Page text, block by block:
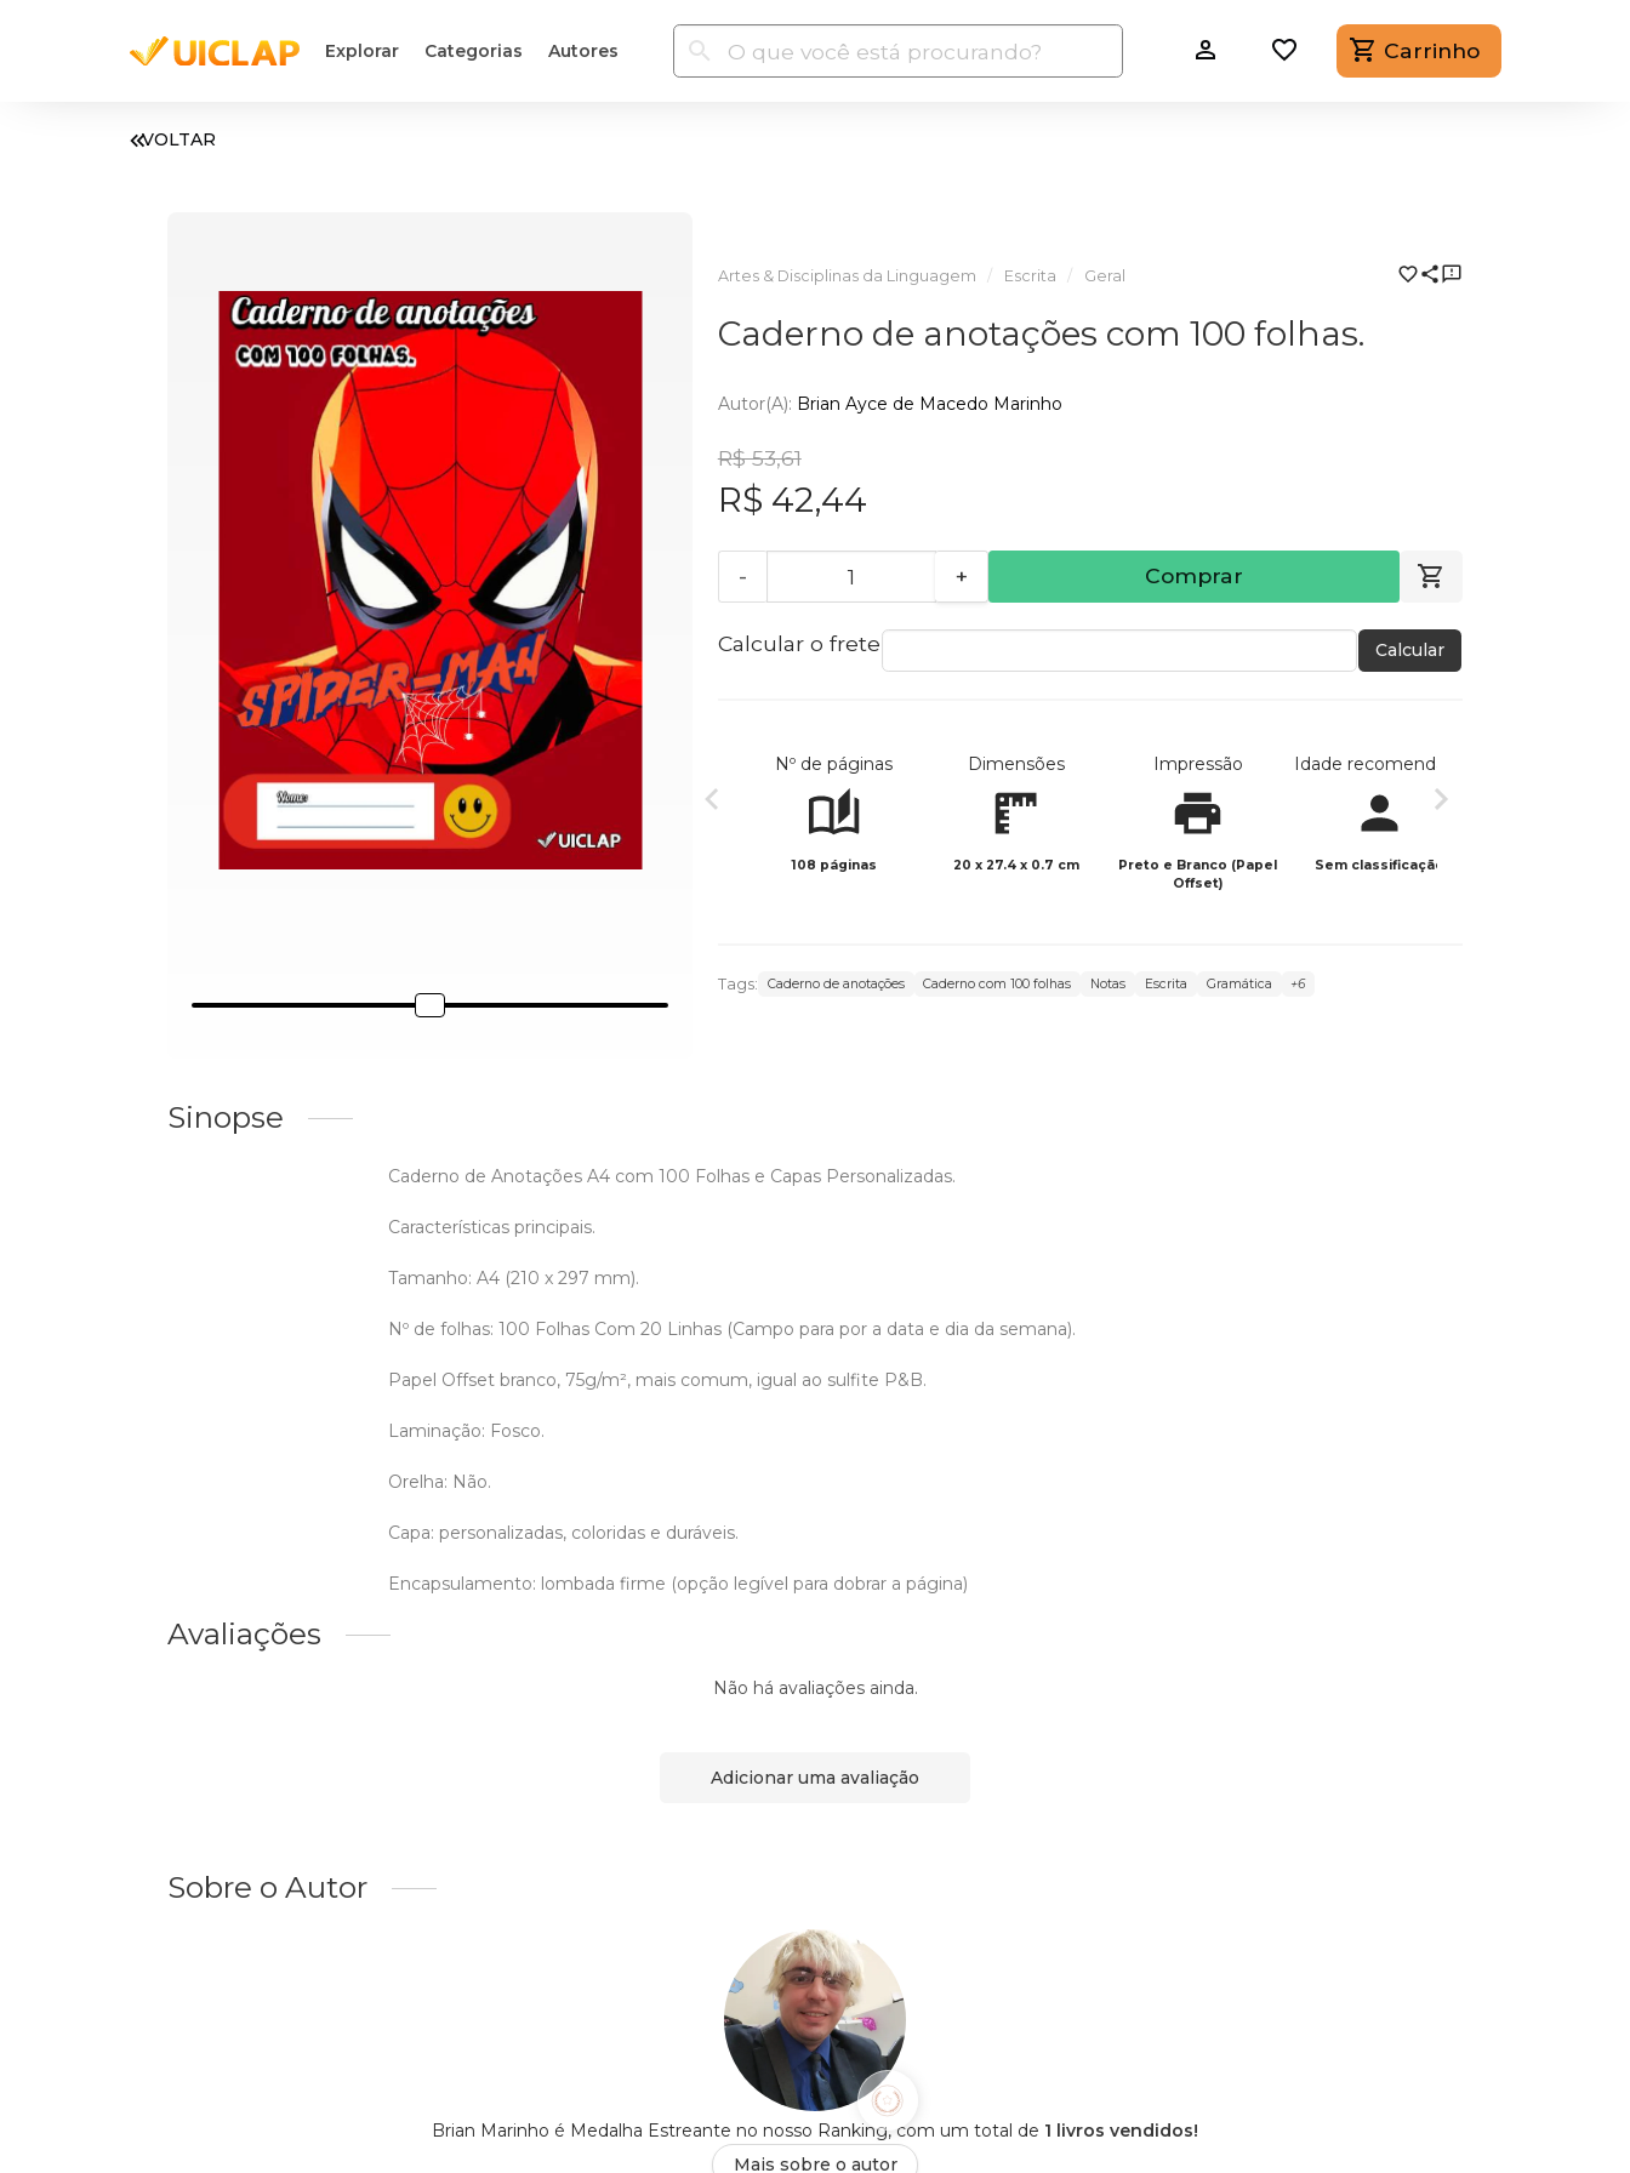
Explorar Categorias Autores Carrinho
VOLTAR
Artes & Disciplinas da Linguagem Escrita Geral
Caderno de anotações com 100 folhas.
Autor(a): Brian Ayce de Macedo Marinho
R$ 53,61
R$ 42,44
- + Comprar
Calcular o frete Calcular
Nº de páginas
108 páginas
Dimensões
20 x 27.4 x 0.7 cm
Impressão
Preto e Branco (Papel
Offset)
Idade recomendada
Sem classificação
Tags: Caderno de anotações Caderno com 100 folhas Notas Escrita Gramática +6
Sinopse
Caderno de Anotações A4 com 100 Folhas e Capas Personalizadas.
Características principais.
Tamanho: A4 (210 x 297 mm).
Nº de folhas: 100 Folhas Com 20 Linhas (Campo para por a data e dia da semana).
Papel Offset branco, 75g/m², mais comum, igual ao sulfite P&B.
Laminação: Fosco.
Orelha: Não.
Capa: personalizadas, coloridas e duráveis.
Encapsulamento: lombada firme (opção legível para dobrar a página)
Avaliações
Não há avaliações ainda.
Adicionar uma avaliação
Sobre o Autor
Brian Marinho é Medalha Estreante no nosso Ranking, com um total de 1 livros vendidos!
Mais sobre o autor